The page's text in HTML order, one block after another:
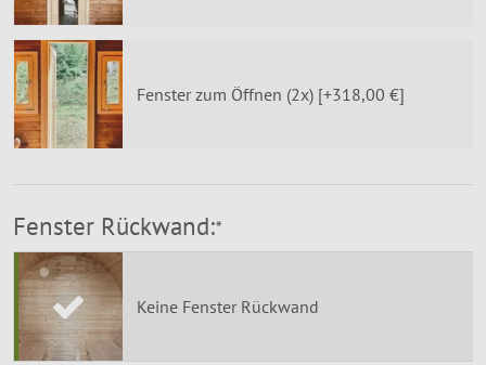
Fenster zum Öffnen (2x) [+318,00 €]
Fenster Rückwand:*
Keine Fenster Rückwand